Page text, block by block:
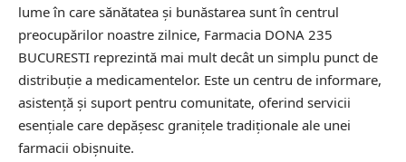
lume în care sănătatea și bunăstarea sunt în centrul
preocupărilor noastre zilnice, Farmacia DONA 235
BUCURESTI reprezintă mai mult decât un simplu punct de
distribuție a medicamentelor. Este un centru de informare,
asistență și suport pentru comunitate, oferind servicii
esențiale care depășesc granițele tradiționale ale unei
farmacii obișnuite.